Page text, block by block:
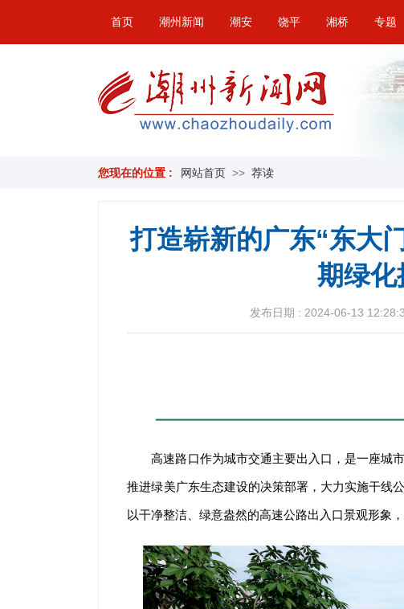
首页 潮州新闻 潮安 饶平 湘桥 专题
您现在的位置 : 网站首页 >> 荐读
打造崭新的广东“东大
期绿化
发布日期 : 2024-06-13
高速路口作为城市交通主要出入口，是一座城
推进绿美广东生态建设的决策部署，大力实施干线
以干净整洁、绿意盎然的高速公路出入口景观形象